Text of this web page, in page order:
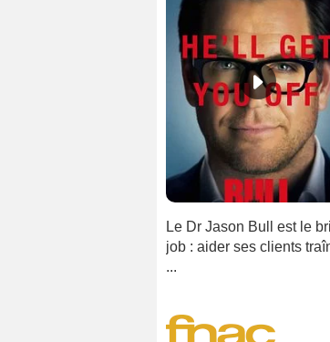
Le Dr Jason Bull est le
job : aider ses clients
...